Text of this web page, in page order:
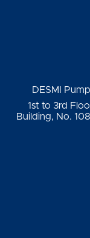
DESMI
1st to 3rd
Building, No.